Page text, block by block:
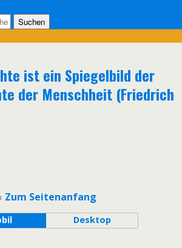
ist ein Spiegelbild der
der Menschheit (Friedrich
Zum Seitenanfang
Desktop